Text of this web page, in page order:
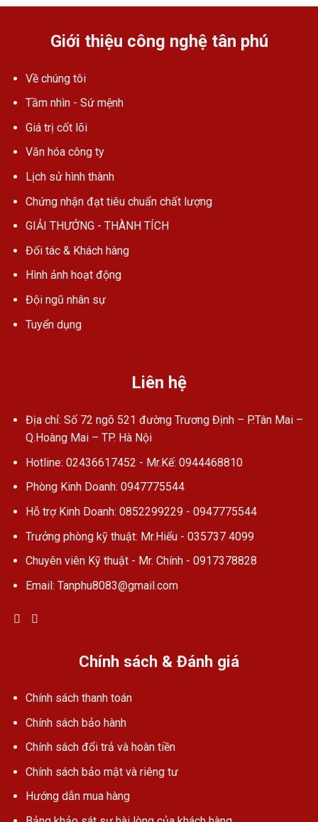
Giới thiệu công nghệ tân phú
Về chúng tôi
Tầm nhìn - Sứ mệnh
Giá trị cốt lõi
Văn hóa công ty
Lịch sử hình thành
Chứng nhận đạt tiêu chuẩn chất lượng
GIẢI THƯỞNG - THÀNH TÍCH
Đối tác & Khách hàng
Hình ảnh hoạt động
Đội ngũ nhân sự
Tuyển dụng
Liên hệ
Địa chỉ: Số 72 ngõ 521 đường Trương Định – P.Tân Mai –
Q.Hoàng Mai – TP. Hà Nội
Hotline: 02436617452 - Mr.Kế: 0944468810
Phòng Kinh Doanh: 0947775544
Hỗ trợ Kinh Doanh: 0852299229 - 0947775544
Trưởng phòng kỹ thuật: Mr.Hiểu - 035737 4099
Chuyên viên Kỹ thuật - Mr. Chính - 0917378828
Email: Tanphu8083@gmail.com
Chính sách & Đánh giá
Chính sách thanh toán
Chính sách bảo hành
Chính sách đổi trả và hoàn tiền
Chính sách bảo mật và riêng tư
Hướng dẫn mua hàng